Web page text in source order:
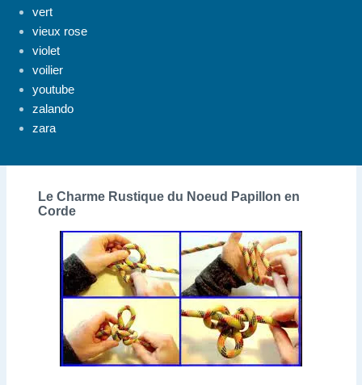
vert
vieux rose
violet
voilier
youtube
zalando
zara
Le Charme Rustique du Noeud Papillon en
Corde